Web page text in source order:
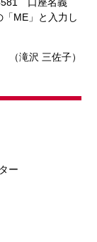
ME」と入力し
（滝沢 三佐子）